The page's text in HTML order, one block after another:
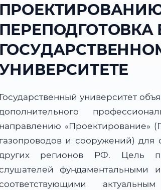
ПЕРЕПОДГОТОВКА
Государственный университет
направлению «Проектирование»
газопроводов и сооружений) для
регионов РФ. Цель
фундаментальными